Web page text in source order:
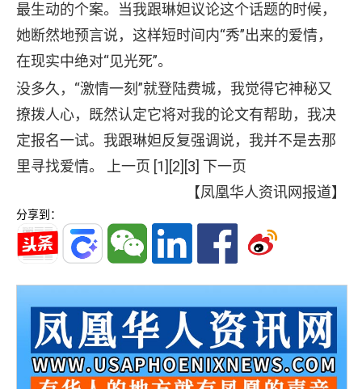
最生动的个案。当我跟琳妲议论这个话题的时候，
她断然地预言说，这样短时间内“秀”出来的爱情，
在现实中绝对“见光死”。
没多久，“激情一刻”就登陆费城，我觉得它神秘又
撩拨人心，既然认定它将对我的论文有帮助，我决
定报名一试。我跟琳妲反复强调说，我并不是去那
里寻找爱情。 上一页 [1] [2] [3] 下一页
【凤凰华人资讯网报道】
分享到：